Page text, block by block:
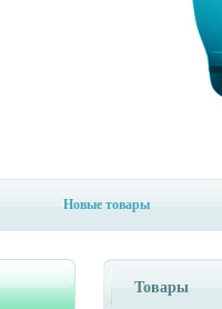
Новые товары
Товары